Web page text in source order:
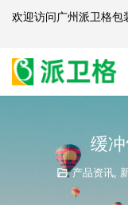
缓
产品资讯
欢迎访问广州派卫格包